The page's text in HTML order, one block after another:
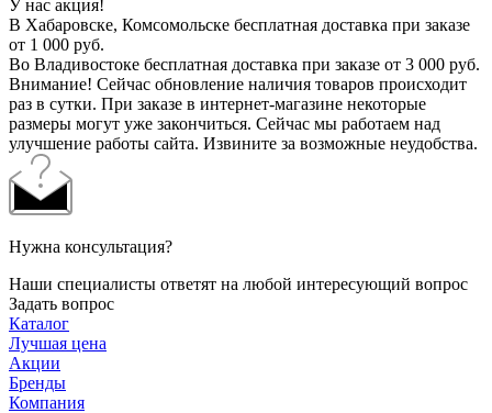
У нас акция!
В Хабаровске, Комсомольске бесплатная доставка при заказе
от 1 000 руб.
Во Владивостоке бесплатная доставка при заказе от 3 000 руб.
Внимание! Сейчас обновление наличия товаров происходит
раз в сутки. При заказе в интернет-магазине некоторые
размеры могут уже закончиться. Сейчас мы работаем над
улучшение работы сайта. Извините за возможные неудобства.
Нужна консультация?
Наши специалисты ответят на любой интересующий вопрос
Задать вопрос
Каталог
Лучшая цена
Акции
Бренды
Компания